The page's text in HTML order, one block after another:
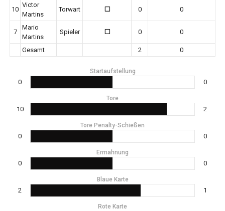
10
Victor
Martins
Torwart 0 0 0
7
Mario
Martins
Spieler 0 0 0
Gesamt 2 0
Startaufstellung
0 0
Tore
10 2
Tore Penalty-Schießen
0 0
Ermahnung
0 0
Blaue Karte
2 1
Rote Karte